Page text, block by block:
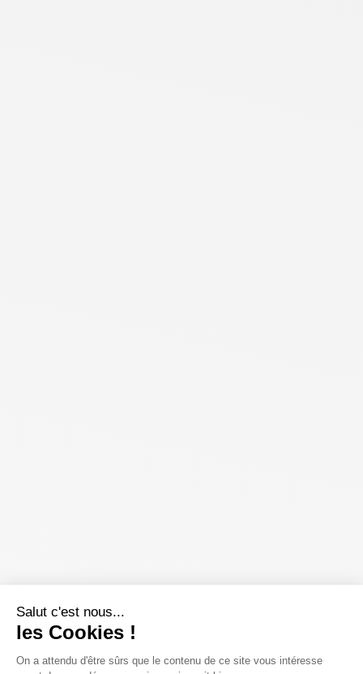
Salut c'est nous...
les Cookies !
On a attendu d'être sûrs que le contenu de ce site vous intéresse